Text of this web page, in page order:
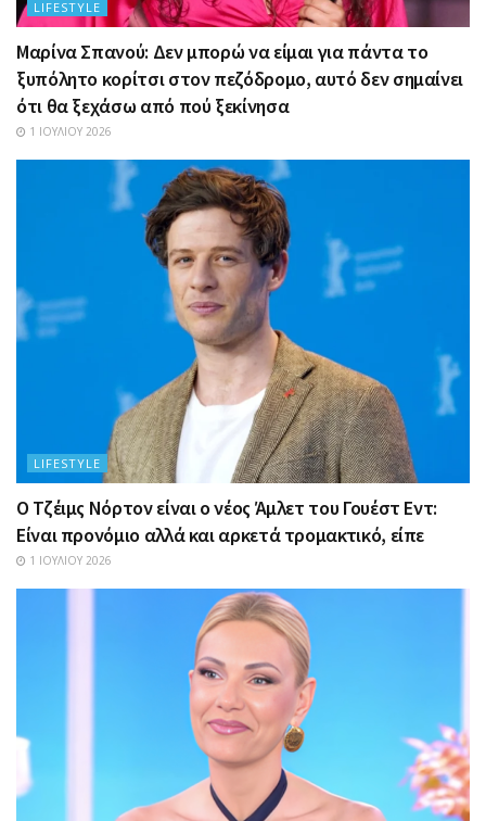
LIFESTYLE
Μαρίνα Σπανού: Δεν μπορώ να είμαι για πάντα το
ξυπόλητο κορίτσι στον πεζόδρομο, αυτό δεν σημαίνει
ότι θα ξεχάσω από πού ξεκίνησα
1 ΙΟΥΛΊΟΥ 2026
LIFESTYLE
Ο Τζέιμς Νόρτον είναι ο νέος Άμλετ του Γουέστ Εντ:
Είναι προνόμιο αλλά και αρκετά τρομακτικό, είπε
1 ΙΟΥΛΊΟΥ 2026